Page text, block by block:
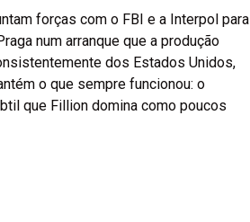
forças com o FBI e a Interpol para
num arranque que a produção
dos Estados Unidos,
o que sempre funcionou: o
que Fillion domina como poucos